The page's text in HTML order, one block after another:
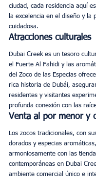
ciudad, cada residencia aquí
la excelencia en el diseño y la
cuidadosa.
Atracciones culturales
Dubai Creek es un tesoro
el Fuerte Al Fahidi y las
del Zoco de las Especias
rica historia de Dubái,
residentes y visitantes
profunda conexión con las
Venta al por menor y
Los zocos tradicionales, con
dorados y especias
armoniosamente con las
contemporáneas en Dubai
ambiente comercial único e